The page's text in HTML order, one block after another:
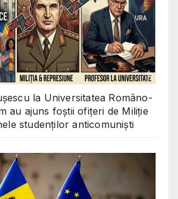
la Universitatea Româno-
au ajuns foștii ofițeri de Miliție
studenților anticomuniști